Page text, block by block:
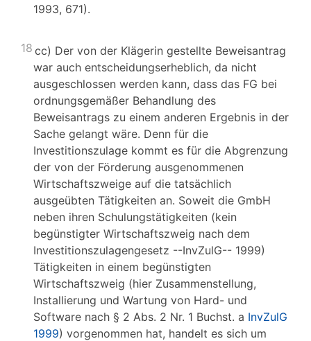
1993, 671).
18 cc) Der von der Klägerin gestellte Beweisantrag
war auch entscheidungserheblich, da nicht
ausgeschlossen werden kann, dass das FG bei
ordnungsgemäßer Behandlung des
Beweisantrags zu einem anderen Ergebnis in der
Sache gelangt wäre. Denn für die
Investitionszulage kommt es für die Abgrenzung
der von der Förderung ausgenommenen
Wirtschaftszweige auf die tatsächlich
ausgeübten Tätigkeiten an. Soweit die GmbH
neben ihren Schulungstätigkeiten (kein
begünstigter Wirtschaftszweig nach dem
Investitionszulagengesetz --InvZulG-- 1999)
Tätigkeiten in einem begünstigten
Wirtschaftszweig (hier Zusammenstellung,
Installierung und Wartung von Hard- und
Software nach § 2 Abs. 2 Nr. 1 Buchst. a InvZulG
1999) vorgenommen hat, handelt es sich um